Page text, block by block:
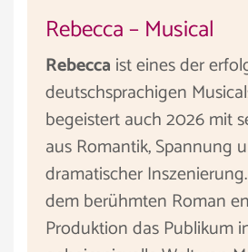
Rebecca – Musical
Rebecca ist eines der
deutschsprachigen
begeistert auch 2026 mit
aus Romantik, Spannung
dramatischer
dem berühmten Roman
Produktion das Publikum